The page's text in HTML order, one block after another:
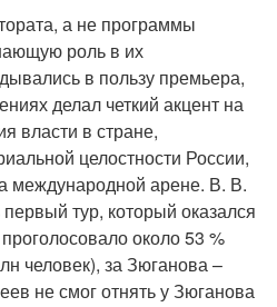
а не программы
роль в их
в пользу премьера,
делал четкий акцент на
власти в стране,
целостности России,
международной арене. В. В.
тур, который оказался
около 53 %
человек), за Зюганова –
не смог отнять у Зюганова